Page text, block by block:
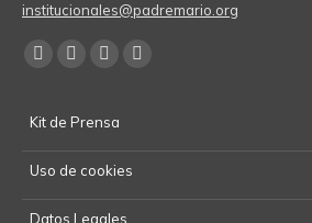
institucionales@padremario.org
Find us on:
opens
in
new
window
opens
in
new
window
opens
in
new
window
in
Kit de Prensa
Uso de cookies
Datos Legales